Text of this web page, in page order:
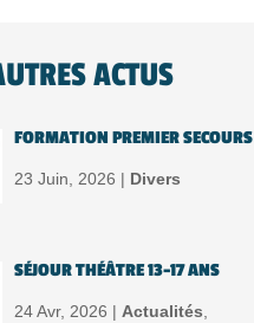
ACTUS
FORMATION PREMIER SECOURS
23 Juin, 2026 | Divers
SÉJOUR THÉÂTRE 13-17 ANS
24 Avr, 2026 | Actualités,